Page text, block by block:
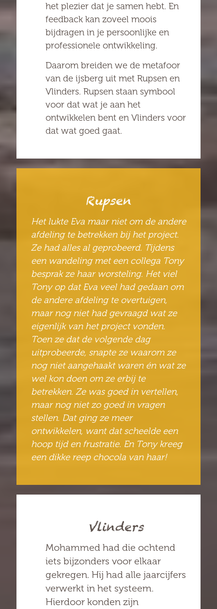
het plezier dat je samen hebt. En
feedback kan zoveel moois
bijdragen in je persoonlijke en
professionele ontwikkeling.
Daarom breiden we de metafoor
van de ijsberg uit met Rupsen en
Vlinders. Rupsen staan symbool
voor dat wat je aan het
ontwikkelen bent en Vlinders voor
dat wat goed gaat.
Rupsen
Het lukte Eva maar niet om de andere
afdeling te betrekken bij het project.
Ze had alles al geprobeerd. Tijdens
een wandeling met een collega Tony
besprak ze haar worsteling. Het viel
Tony op dat Eva veel had gedaan om
de andere afdeling te overtuigen,
maar nog niet had gevraagd wat ze
eigenlijk van het project vonden.
Toen ze dat de volgende dag
uitprobeerde, snapte ze waarom ze
nog niet aangehaakt waren én wat ze
wel kon doen om ze erbij te
betrekken. Ze was goed in vertellen,
maar nog niet zo goed in vragen
stellen. Dat ging ze meer
ontwikkelen, want dat scheelde een
hoop tijd en frustratie. En Tony kreeg
een dikke reep chocola van haar!
Vlinders
Mohammed had die ochtend
iets bijzonders voor elkaar
gekregen. Hij had alle jaarcijfers
verwerkt in het systeem.
Hierdoor konden zijn